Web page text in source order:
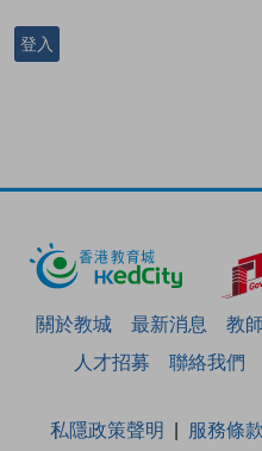
登入
關於教城 最新消息 教師
人才招募
聯絡我們
私隱政策聲明 服務條款